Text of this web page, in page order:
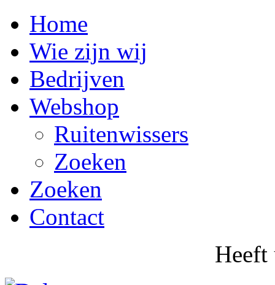
Home
Wie zijn wij
Bedrijven
Webshop
Ruitenwissers
Zoeken
Zoeken
Contact
Heeft